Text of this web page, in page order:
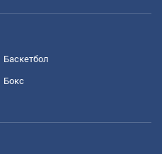
Баскетбол
Бокс